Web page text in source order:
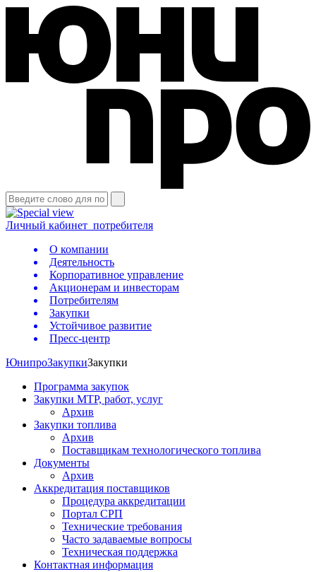
Личный кабинет потребителя
О компании
Деятельность
Корпоративное управление
Акционерам и инвесторам
Потребителям
Закупки
Устойчивое развитие
Пресс-центр
ЮнипроЗакупкиЗакупки
Программа закупок
Закупки МТР, работ, услуг
Архив
Закупки топлива
Архив
Поставщикам технологического топлива
Документы
Архив
Аккредитация поставщиков
Процедура аккредитации
Портал СРП
Технические требования
Часто задаваемые вопросы
Техническая поддержка
Контактная информация